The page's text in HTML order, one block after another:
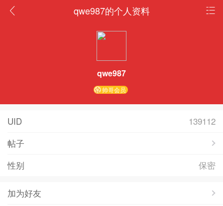
qwe987的个人资料
qwe987
帅哥会员
UID
139112
帖子
性别
保密
加为好友